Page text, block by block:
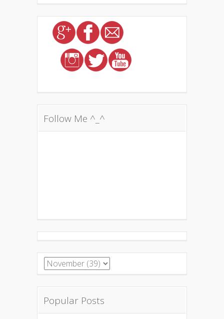
Follow Me ^_^
Popular Posts